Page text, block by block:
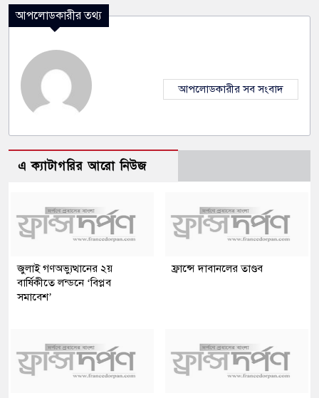
আপলোডকারীর তথ্য
আপলোডকারীর সব সংবাদ
এ ক্যাটাগরির আরো নিউজ
জুলাই গণঅভ্যুত্থানের ২য়
বার্ষিকীতে লন্ডনে ‘বিপ্লব
সমাবেশ’
ফ্রান্সে দাবানলের তাণ্ডব